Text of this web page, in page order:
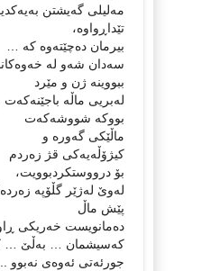
مەلیلی گەیشتن
تێداڕواوە،
بیرمان دەچێتەوە کە …
سەدان شەو لە
ببووینە ژن و مێرد
لەبریی ماڵە باجێنەکەت
بووکە شووشەکەت
ماڵێکی گەورە و
کیژۆڵەیەکی قژ زەردم
بۆ درووستکردبوویت،
لەوێ لەژێر گڵۆپە
پێش ماڵ
دەمانویست خەریکی
کەسیشمان … بەڵێ …
جورئەتی ئەوەی نەبوو ..